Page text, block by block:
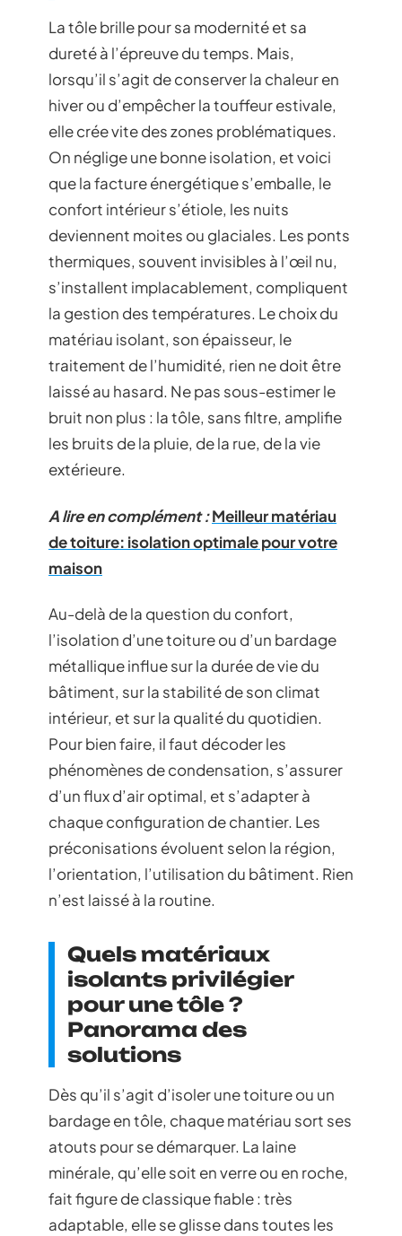
La tôle brille pour sa modernité et sa
dureté à l’épreuve du temps. Mais,
lorsqu’il s’agit de conserver la chaleur en
hiver ou d’empêcher la touffeur estivale,
elle crée vite des zones problématiques.
On néglige une bonne isolation, et voici
que la facture énergétique s’emballe, le
confort intérieur s’étiole, les nuits
deviennent moites ou glaciales. Les ponts
thermiques, souvent invisibles à l’œil nu,
s’installent implacablement, compliquent
la gestion des températures. Le choix du
matériau isolant, son épaisseur, le
traitement de l’humidité, rien ne doit être
laissé au hasard. Ne pas sous-estimer le
bruit non plus : la tôle, sans filtre, amplifie
les bruits de la pluie, de la rue, de la vie
extérieure.
A lire en complément :Meilleur matériau
de toiture: isolation optimale pour votre
maison
Au-delà de la question du confort,
l’isolation d’une toiture ou d’un bardage
métallique influe sur la durée de vie du
bâtiment, sur la stabilité de son climat
intérieur, et sur la qualité du quotidien.
Pour bien faire, il faut décoder les
phénomènes de condensation, s’assurer
d’un flux d’air optimal, et s’adapter à
chaque configuration de chantier. Les
préconisations évoluent selon la région,
l’orientation, l’utilisation du bâtiment. Rien
n’est laissé à la routine.
Quels matériaux
isolants privilégier
pour une tôle ?
Panorama des
solutions
Dès qu’il s’agit d’isoler une toiture ou un
bardage en tôle, chaque matériau sort ses
atouts pour se démarquer. La laine
minérale, qu’elle soit en verre ou en roche,
fait figure de classique fiable : très
adaptable, elle se glisse dans toutes les